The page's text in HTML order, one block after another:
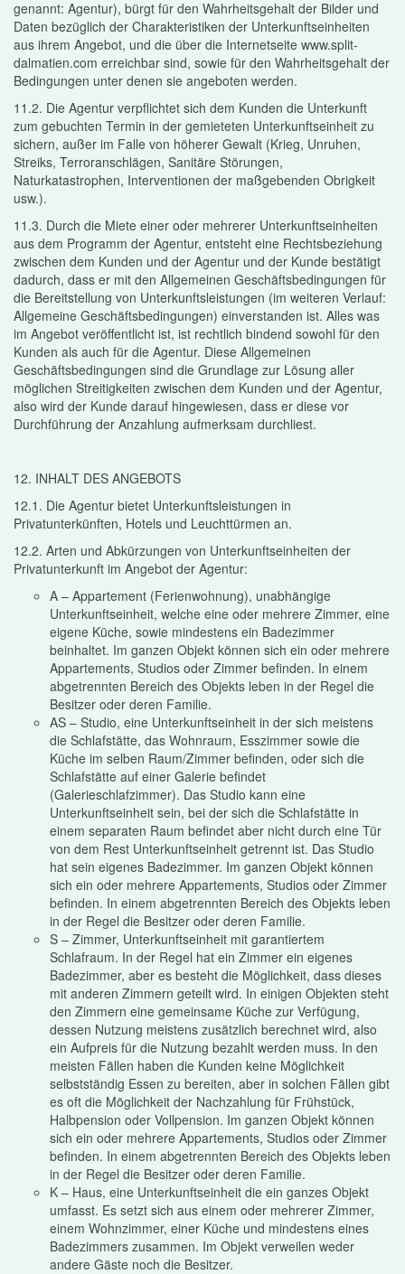
genannt: Agentur), bürgt für den Wahrheitsgehalt der Bilder und
Daten bezüglich der Charakteristiken der Unterkunftseinheiten
aus ihrem Angebot, und die über die Internetseite www.split-
dalmatien.com erreichbar sind, sowie für den Wahrheitsgehalt der
Bedingungen unter denen sie angeboten werden.
11.2. Die Agentur verpflichtet sich dem Kunden die Unterkunft
zum gebuchten Termin in der gemieteten Unterkunftseinheit zu
sichern, außer im Falle von höherer Gewalt (Krieg, Unruhen,
Streiks, Terroranschlägen, Sanitäre Störungen,
Naturkatastrophen, Interventionen der maßgebenden Obrigkeit
usw.).
11.3. Durch die Miete einer oder mehrerer Unterkunftseinheiten
aus dem Programm der Agentur, entsteht eine Rechtsbeziehung
zwischen dem Kunden und der Agentur und der Kunde bestätigt
dadurch, dass er mit den Allgemeinen Geschäftsbedingungen für
die Bereitstellung von Unterkunftsleistungen (im weiteren Verlauf:
Allgemeine Geschäftsbedingungen) einverstanden ist. Alles was
im Angebot veröffentlicht ist, ist rechtlich bindend sowohl für den
Kunden als auch für die Agentur. Diese Allgemeinen
Geschäftsbedingungen sind die Grundlage zur Lösung aller
möglichen Streitigkeiten zwischen dem Kunden und der Agentur,
also wird der Kunde darauf hingewiesen, dass er diese vor
Durchführung der Anzahlung aufmerksam durchliest.
12. INHALT DES ANGEBOTS
12.1. Die Agentur bietet Unterkunftsleistungen in
Privatunterkünften, Hotels und Leuchttürmen an.
12.2. Arten und Abkürzungen von Unterkunftseinheiten der
Privatunterkunft im Angebot der Agentur:
A – Appartement (Ferienwohnung), unabhängige
Unterkunftseinheit, welche eine oder mehrere Zimmer, eine
eigene Küche, sowie mindestens ein Badezimmer
beinhaltet. Im ganzen Objekt können sich ein oder mehrere
Appartements, Studios oder Zimmer befinden. In einem
abgetrennten Bereich des Objekts leben in der Regel die
Besitzer oder deren Familie.
AS – Studio, eine Unterkunftseinheit in der sich meistens
die Schlafstätte, das Wohnraum, Esszimmer sowie die
Küche im selben Raum/Zimmer befinden, oder sich die
Schlafstätte auf einer Galerie befindet
(Galerieschlafzimmer). Das Studio kann eine
Unterkunftseinheit sein, bei der sich die Schlafstätte in
einem separaten Raum befindet aber nicht durch eine Tür
von dem Rest Unterkunftseinheit getrennt ist. Das Studio
hat sein eigenes Badezimmer. Im ganzen Objekt können
sich ein oder mehrere Appartements, Studios oder Zimmer
befinden. In einem abgetrennten Bereich des Objekts leben
in der Regel die Besitzer oder deren Familie.
S – Zimmer, Unterkunftseinheit mit garantiertem
Schlafraum. In der Regel hat ein Zimmer ein eigenes
Badezimmer, aber es besteht die Möglichkeit, dass dieses
mit anderen Zimmern geteilt wird. In einigen Objekten steht
den Zimmern eine gemeinsame Küche zur Verfügung,
dessen Nutzung meistens zusätzlich berechnet wird, also
ein Aufpreis für die Nutzung bezahlt werden muss. In den
meisten Fällen haben die Kunden keine Möglichkeit
selbstständig Essen zu bereiten, aber in solchen Fällen gibt
es oft die Möglichkeit der Nachzahlung für Frühstück,
Halbpension oder Vollpension. Im ganzen Objekt können
sich ein oder mehrere Appartements, Studios oder Zimmer
befinden. In einem abgetrennten Bereich des Objekts leben
in der Regel die Besitzer oder deren Familie.
K – Haus, eine Unterkunftseinheit die ein ganzes Objekt
umfasst. Es setzt sich aus einem oder mehrerer Zimmer,
einem Wohnzimmer, einer Küche und mindestens eines
Badezimmers zusammen. Im Objekt verweilen weder
andere Gäste noch die Besitzer.